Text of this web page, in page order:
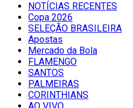
NOTÍCIAS RECENTES
Copa 2026
SELEÇÃO BRASILEIRA
Apostas
Mercado da Bola
FLAMENGO
SANTOS
PALMEIRAS
CORINTHIANS